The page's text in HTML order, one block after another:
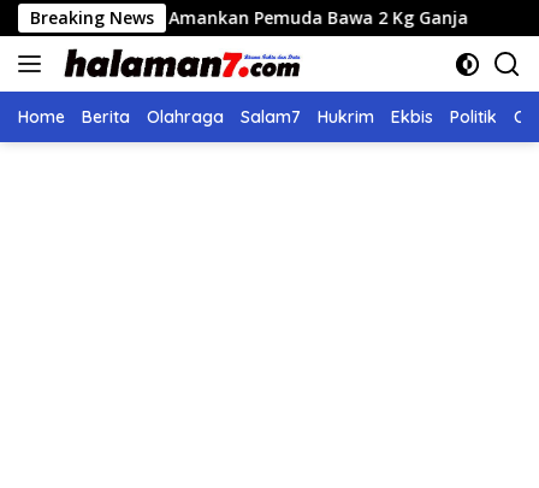
Langsung
ke
konten
Breaking News
Amankan Pemuda Bawa 2 Kg Ganja Seleksi Calon
Home Berita Olahraga Salam7 Hukrim Ekbis Politik